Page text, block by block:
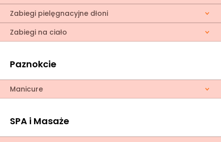
Zabiegi pielęgnacyjne dłoni
Zabiegi na ciało
Paznokcie
Manicure
SPA i Masaże